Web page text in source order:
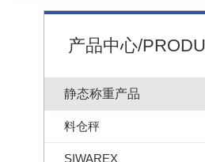
产品中心/
静态称重产品
料仓秤
SIWAREX